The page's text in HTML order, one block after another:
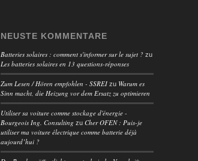
NEUSTE KOMMENTARE
Batteries solaires : comment s'informer sur le sujet ? zu
Les batteries solaires en 13 questions-réponses
Zum Lesen / Hören empfohlen - SSREI zu Warum es
Sinn macht, die Heizung vor dem Ersatz zu optimieren
Utiliser sa voiture comme stockage d'énergie -
Bourgeois Ing. Consulting zuCher OFEN : Puis-je
utiliser ma voiture électrique comme batterie déjà
aujourd’hui ?